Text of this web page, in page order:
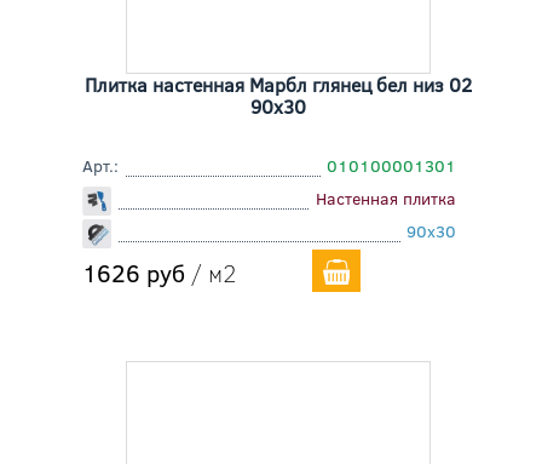
Плитка настенная Марбл глянец бел низ 02
90x30
Арт.:
010100001301
Настенная плитка
90x30
1626 руб / м2